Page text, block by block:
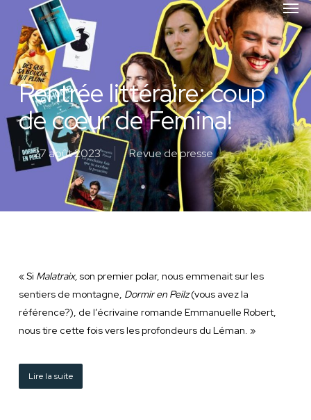
main
content
Rentrée littéraire: coup
de cœur de Femina!
27 août 2023 Revue de presse
« Si Malatraix,son premier polar, nous emmenait sur les
sentiers de montagne, Dormir en Peilz(vous avez la
référence?), de l’écrivaine romande Emmanuelle Robert,
nous tire cette fois vers les profondeurs du Léman. »
Lire la suite